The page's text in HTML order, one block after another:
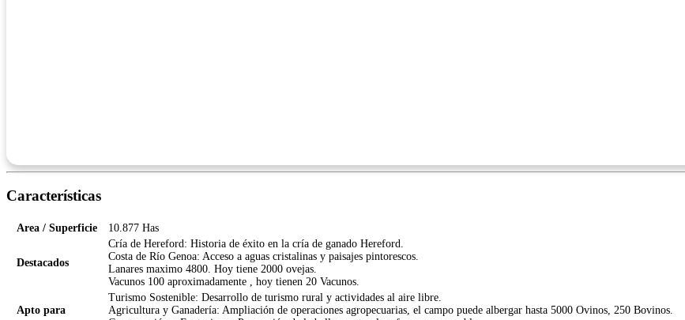
Características
Area / Superficie 10.877 Has
Destacados
Cría de Hereford: Historia de éxito en la cría de ganado Hereford.
Costa de Río Genoa: Acceso a aguas cristalinas y paisajes pintorescos.
Lanares maximo 4800. Hoy tiene 2000 ovejas.
Vacunos 100 aproximadamente , hoy tienen 20 Vacunos.
Apto para
Turismo Sostenible: Desarrollo de turismo rural y actividades al aire libre.
Agricultura y Ganadería: Ampliación de operaciones agropecuarias, el campo puede albergar hasta 5000 Ovinos, 250 Bovinos.